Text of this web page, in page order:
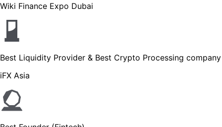
Wiki Finance Expo Dubai
Best Liquidity Provider & Best Crypto Processing company
iFX Asia